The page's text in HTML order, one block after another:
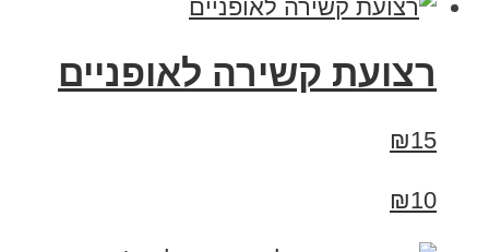
רצועת קשירה לאופניים
₪15
₪10